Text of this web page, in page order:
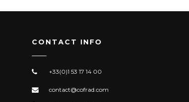
CONTACT INFO
+33(0)1 53 17 14 00
contact@cofrad.com